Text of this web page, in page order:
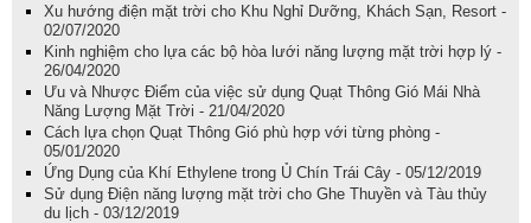
Xu hướng điện mặt trời cho Khu Nghỉ Dưỡng, Khách Sạn, Resort -
02/07/2020
Kinh nghiệm cho lựa các bộ hòa lưới năng lượng mặt trời hợp lý -
26/04/2020
Ưu và Nhược Điểm của việc sử dụng Quạt Thông Gió Mái Nhà
Năng Lượng Mặt Trời - 21/04/2020
Cách lựa chọn Quạt Thông Gió phù hợp với từng phòng -
05/01/2020
Ứng Dụng của Khí Ethylene trong Ủ Chín Trái Cây - 05/12/2019
Sử dụng Điện năng lượng mặt trời cho Ghe Thuyền và Tàu thủy
du lịch - 03/12/2019